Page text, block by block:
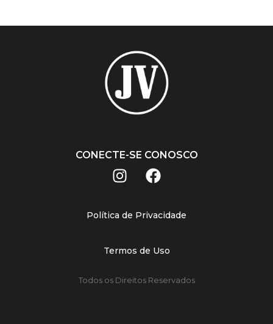
CONECTE-SE CONOSCO
Política de Privacidade
Termos de Uso
Todos os Direitos Reservados